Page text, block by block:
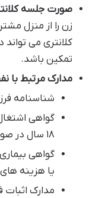
صورت جلسه
زن را از منزل
کلانتری می
تمکین باشد.
مدارک مرتبط با
شناسنامه
گواهی
۱۸ سال در صورت دانشجو بودن).
گواهی
یا هزینه
مدارک اثبات